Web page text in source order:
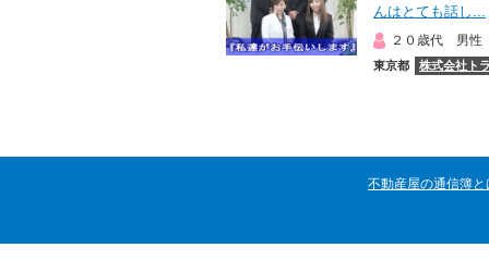
んはとても話し...
２０歳代 男性
東京都 株式会社ト
不動産屋の通信簿と